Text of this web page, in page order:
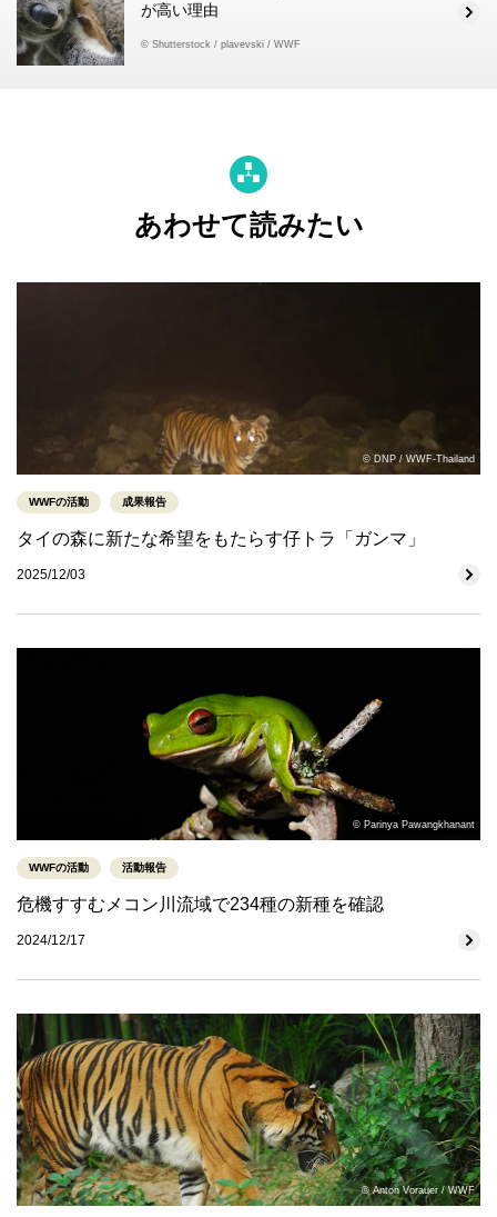
が高い理由
© Shutterstock / plavevski / WWF
あわせて読みたい
© DNP / WWF-Thailand
WWFの活動 成果報告
タイの森に新たな希望をもたらす仔トラ「ガンマ」
2025/12/03
© Parinya Pawangkhanant
WWFの活動 活動報告
危機すすむメコン川流域で234種の新種を確認
2024/12/17
© Anton Vorauer / WWF